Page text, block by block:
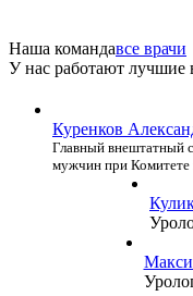
Наша командавсе врачи
У нас работают лучшие
Куренков
Главный внештатный
мужчин при